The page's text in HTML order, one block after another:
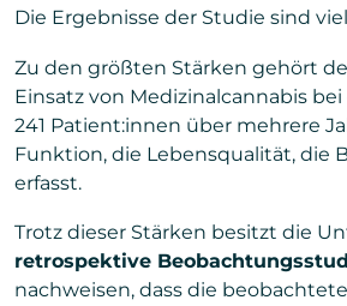
Die Ergebnisse der Studie sind
Zu den größten Stärken gehört
Einsatz von Medizinalcannabis
241 Patient:innen über mehrere
Funktion, die Lebensqualität, die
erfasst.
Trotz dieser Stärken besitzt die
retrospektive
nachweisen, dass die